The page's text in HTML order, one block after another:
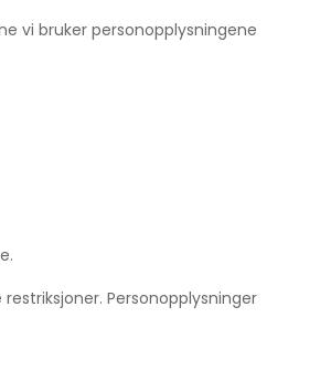
vi bruker personopplysningene
Personopplysninger